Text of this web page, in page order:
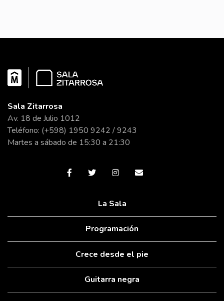
Sala Zitarrosa
Av. 18 de Julio 1012
Teléfono: (+598) 1950 9242 / 9243
Martes a sábado de 15:30 a 21:30
La Sala
Programación
Crece desde el pie
Guitarra negra